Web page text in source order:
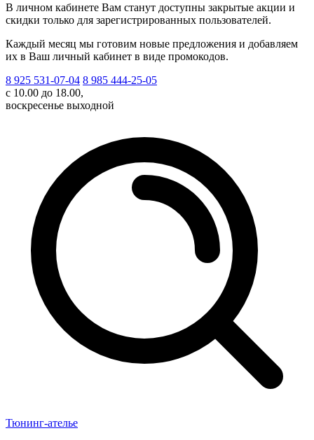
В личном кабинете Вам станут доступны закрытые акции и
скидки только для зарегистрированных пользователей.
Каждый месяц мы готовим новые предложения и добавляем
их в Ваш личный кабинет в виде промокодов.
8 925 531-07-04 8 985 444-25-05
с 10.00 до 18.00,
воскресенье выходной
Тюнинг-ателье